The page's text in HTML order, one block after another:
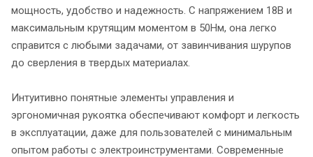
мощность, удобство и надежность. С напряжением 18В и
максимальным крутящим моментом в 50Нм, она легко
справится с любыми задачами, от завинчивания шурупов
до сверления в твердых материалах.
Интуитивно понятные элементы управления и
эргономичная рукоятка обеспечивают комфорт и легкость
в эксплуатации, даже для пользователей с минимальным
опытом работы с электроинструментами. Современные